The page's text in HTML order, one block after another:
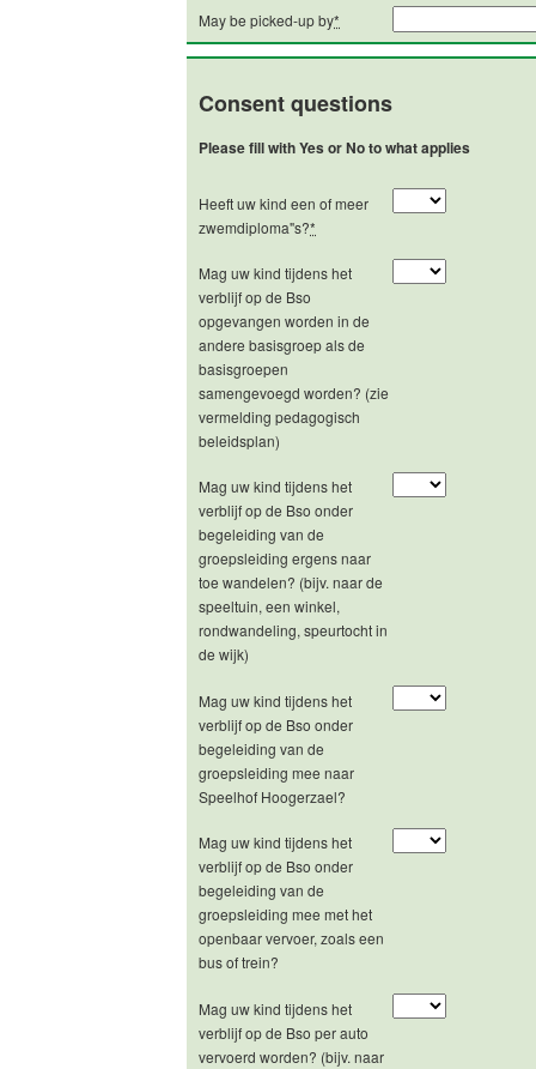
May be picked-up by*
Consent questions
Please fill with Yes or No to what applies
Heeft uw kind een of meer
zwemdiploma"s?*
Mag uw kind tijdens het
verblijf op de Bso
opgevangen worden in de
andere basisgroep als de
basisgroepen
samengevoegd worden? (zie
vermelding pedagogisch
beleidsplan)
Mag uw kind tijdens het
verblijf op de Bso onder
begeleiding van de
groepsleiding ergens naar
toe wandelen? (bijv. naar de
speeltuin, een winkel,
rondwandeling, speurtocht in
de wijk)
Mag uw kind tijdens het
verblijf op de Bso onder
begeleiding van de
groepsleiding mee naar
Speelhof Hoogerzael?
Mag uw kind tijdens het
verblijf op de Bso onder
begeleiding van de
groepsleiding mee met het
openbaar vervoer, zoals een
bus of trein?
Mag uw kind tijdens het
verblijf op de Bso per auto
vervoerd worden? (bijv. naar